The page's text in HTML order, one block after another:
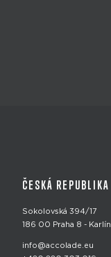
ČESKÁ REPUBLIKA
Sokolovská 394/17
186 00 Praha 8 - Karlín
info@accolade.eu